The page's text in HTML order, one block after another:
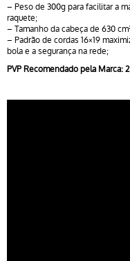
– Peso de 300g para facilitar a
raquete;
– Tamanho da cabeça de 630
– Padrão de cordas 16×19
bola e a segurança na rede;
PVP Recomendado pela Marca: